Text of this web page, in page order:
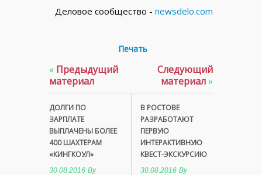
Деловое сообщество - newsdelo.com
Печать
« Предыдущий
материал
ДОЛГИ ПО
ЗАРПЛАТЕ
ВЫПЛАЧЕНЫ БОЛЕЕ
400 ШАХТЕРАМ
«КИНГКОУЛ»
30.08.2016 By
Следующий
материал»
В РОСТОВЕ
РАЗРАБОТАЮТ
ПЕРВУЮ
ИНТЕРАКТИВНУЮ
КВЕСТ-ЭКСКУРСИЮ
30.08.2016 By